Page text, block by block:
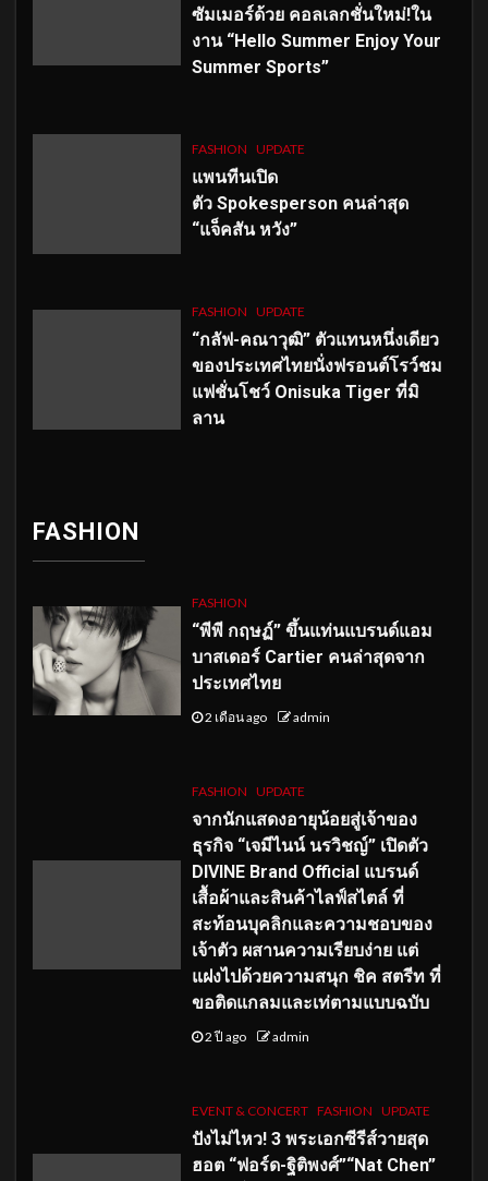
ซัมเมอร์ด้วย คอลเลกชั่นใหม่!ใน
งาน “Hello Summer Enjoy Your
Summer Sports”
FASHION UPDATE
แพนทีนเปิด
ตัว Spokesperson คนล่าสุด
“แจ็คสัน หวัง”
FASHION UPDATE
“กลัฟ-คณาวุฒิ” ตัวแทนหนึ่งเดียว
ของประเทศไทยนั่งฟรอนต์โรว์ชม
แฟชั่นโชว์ Onisuka Tiger ที่มิ
ลาน
FASHION
FASHION
“พีพี กฤษฏ์” ขึ้นแท่นแบรนด์แอม
บาสเดอร์ Cartier คนล่าสุดจาก
ประเทศไทย
2 เดือน ago admin
FASHION UPDATE
จากนักแสดงอายุน้อยสู่เจ้าของ
ธุรกิจ “เจมีไนน์ นรวิชญ์” เปิดตัว
DIVINE Brand Official แบรนด์
เสื้อผ้าและสินค้าไลฟ์สไตล์ ที่
สะท้อนบุคลิกและความชอบของ
เจ้าตัว ผสานความเรียบง่าย แต่
แฝงไปด้วยความสนุก ชิค สตรีท ที่
ขอติดแกลมและเท่ตามแบบฉบับ
2 ปี ago admin
EVENT & CONCERT FASHION UPDATE
ปังไม่ไหว! 3 พระเอกซีรีส์วายสุด
ฮอต “ฟอร์ด-ฐิติพงศ์”“Nat Chen”